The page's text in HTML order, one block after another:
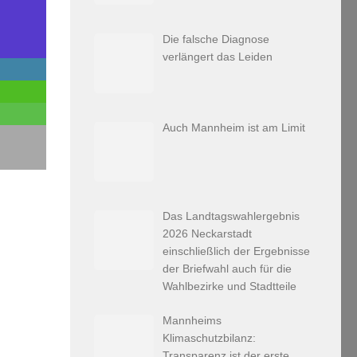
Die falsche Diagnose
verlängert das Leiden
Auch Mannheim ist am Limit
Das Landtagswahlergebnis
2026 Neckarstadt
einschließlich der Ergebnisse
der Briefwahl auch für die
Wahlbezirke und Stadtteile
Mannheims
Klimaschutzbilanz: